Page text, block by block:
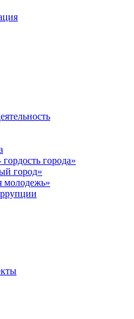
города»
город»
молодежь»